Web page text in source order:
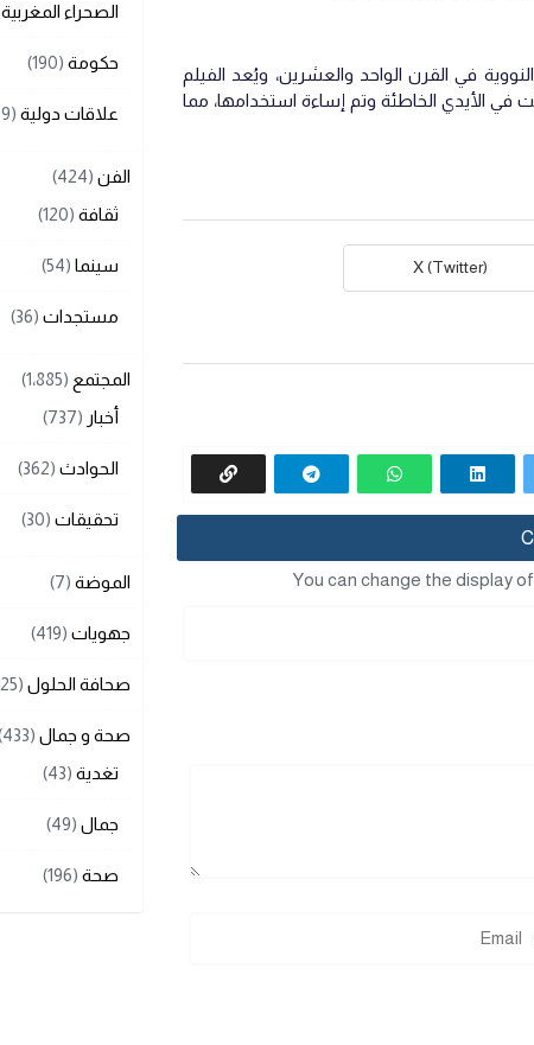
في القرن الواحد والعشرين، ويُعد الفيلم
في الأيدي الخاطئة وتم إساءة استخدامها، مما
X (Twitter)
You can change the display
الصحراء المغربية
حكومة (190)
علاقات دولية (139)
الفن (424)
ثقافة (120)
سينما (54)
مستجدات (36)
المجتمع (1٬885)
أخبار (737)
الحوادث (362)
تحقيقات (30)
الموضة (7)
جهويات (419)
صحافة الحلول (225)
صحة و جمال (433)
تغدية (43)
جمال (49)
صحة (196)